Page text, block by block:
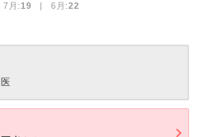
月:19 | 6月:22